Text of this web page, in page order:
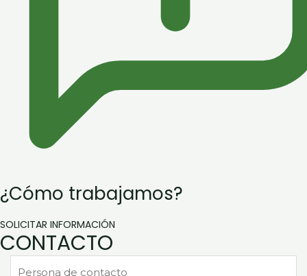
¿Cómo trabajamos?
SOLICITAR INFORMACIÓN
CONTACTO